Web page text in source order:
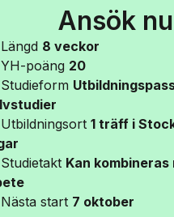
Ansök
Längd 8 veckor
YH-poäng 20
Studieform
Utbildningsort1 träff i
Studietakt Kan kombineras
Nästa start 7 oktober